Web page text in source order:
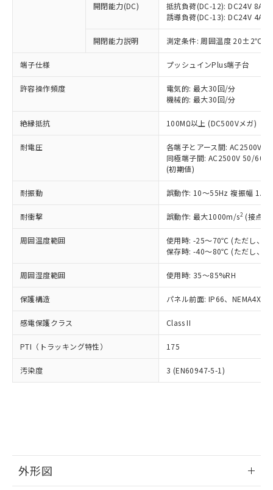
開閉能力(DC)
抵抗負荷(DC-12): DC24V 8A/
誘導負荷(DC-13): DC24V 4A/
開閉能力説明 測定条件: 周囲温度 20±2℃、
端子仕様 プッシュインPlus端子台
許容操作頻度
電気的: 最大30回/分
機械的: 最大30回/分
絶縁抵抗 100MΩ以上 (DC500Vメガ)
耐電圧
各端子とアース間: AC2500V
同極端子間: AC2500V 50/
(初期値)
耐振動 誤動作: 10～55Hz 複振幅
耐衝撃 誤動作: 最大1000m/s2 (接点
周囲温度範囲
使用時: -25～70℃ (ただし、氷
保存時: -40～80℃ (ただし、氷
周囲湿度範囲 使用時: 35～85%RH
保護構造 パネル前面: IP66、NEMA4X,
感電保護クラス Class II
PTI（トラッキング特性） 175
汚染度 3 (EN60947-5-1)
外形図
以下の条件をお読みいただき、同意のうえ
ご利用ください。
本サービスは、当社制御機器事業取扱
商品の当社在庫状況および標準価格
(税抜)を提供させていただくもので
当社制御機器事業取扱商品の中には、
本サービスの対象外となる商品もある
ことをご了承ください。
在庫状況および標準価格照会結果は、
記載している更新日時点での社内デー
タに基づき作成されるものであり、閲
覧された時点での実際の在庫および標
準価格とは異なる場合があることをご
正式な納期状況および標準価格はお客
様のお取引先、またはお客様担当のオ
ムロン制御機器販売店・当社販売員に
オムロン制御機器販売店や当社販売拠
販売ネットワーク
」をご確認
在庫状況および標準価格結果を当社の
事前の承諾なく第三者に漏洩または開
示しないようお願いします。
マイパーツ機能（部品リスト作成サー
ビス）をご利用いただくには、I-Web
品・サービスに関するお客様との取
対応予定なし：EU RoHS指令（10物質）の
非含有に非対応の商品で、対応品を出す予
調査・確認中：EU RoHS指令（10物質）の
非含有の対応状況を調査中または確認中の
商品です。
非該当品：ライセンス料など無形物で、有
害物質有無と関係のない商品です。
仕入先様の事情により、非含有部品として
いたものが、含有品と判明した場合などや
むを得ず変更することがあります。
鉛(Pb) 1000ppm以下、 水銀(Hg) 1000ppm以下、 カド
六価クロム(Cr(Ⅵ)) 1000ppm以下、ポリ臭化ビフェニル
類(PBB) 1000ppm以下、ポリ臭化ジフェニルエーテル類
ルベンジル（BBP） 1000ppm以下、フタル酸ジブチル
（DBP） 1000ppm以下、フタル酸ジイソブチル
但し、RoHS指令で産業用監視および制御機器に対する
適用除外項目は除く。
フタル酸エステル類の４物質については閾値を超える意
図的な使用がないことを確認しています。
部品在庫の切り替え状況などにより、予定
月が前後することがあります。
EU RoHS指令（10物質）の非含有証明書
「○」：最大均質材料含有率が中国RoHSの
基準値以下であることを示します。
「×」：最大均質材料含有率が中国RoHSの
基準値を超えていることを示します。
「－」：未確認です。当社販売部門へお問
*中国RoHS10物質の基準値 (GB/T26572)：
Pb(鉛) :1000ppm、 Hg(水銀) : 1000ppm、 Cd(カドミウ
Cr(Ⅵ)(六価クロム) : 1000ppm、 PBBs(ポリ臭化ビフェ
ニル類) : 1000ppm、 PBDEs(ポリ臭化ジフェニルエーテ
ル類) : 1000ppm、
DBP(フタル酸ジブチル) : 1000ppm、 DIBP(フタル酸ジ
イソブチル) : 1000ppm、 BBP(フタル酸ブチルベンジ
DEHP(フタル酸ビス(2-エチルヘキシル)) : 1000ppm
「ｅ」：有害物質（10物質）のすべてが基
準値以下であることを示します。
「10」：通常の使用状況下において有害物
質が外部に漏えいし、環境に深刻な影響を
及ぼさない年数を意味します。
当社は、これら貴社製品のうち、外国
為替および外国貿易法に定める商品
（以下｢規制貨物等」という）を輸出
または国外への提供する場合は、日本
国政府の輸出許可(または役務取引許
可)を取得するなどの必要な手続きを
当社は規制貨物を破棄する場合は、完
全に破砕するなど、違法に輸出されな
いよう必要な手段を講じます。
当社は貴社製品を、核兵器、ミサイ
ル、化学兵器、生物兵器またはその他
武器並びにこれらの製造装置等に一切
当社は、貴社製品を第三者に販売する
場合は、上記1、2および3の内容を当
該第三者に通知します。また当社は、
販売先および販売に係わる関係者が違
法に輸出するおそれがある場合は、取
り引きをいたしません。
一定数以上の在庫あり
一定数には満たないが在庫あり
在庫なし(最新の在庫状況につ
いては、お客様のお取引先、ま
たはお客様担当のオムロン制御
機器販売店・当社販売員にご確
受注生産機種、また在庫状況の
情報を公開していない機種